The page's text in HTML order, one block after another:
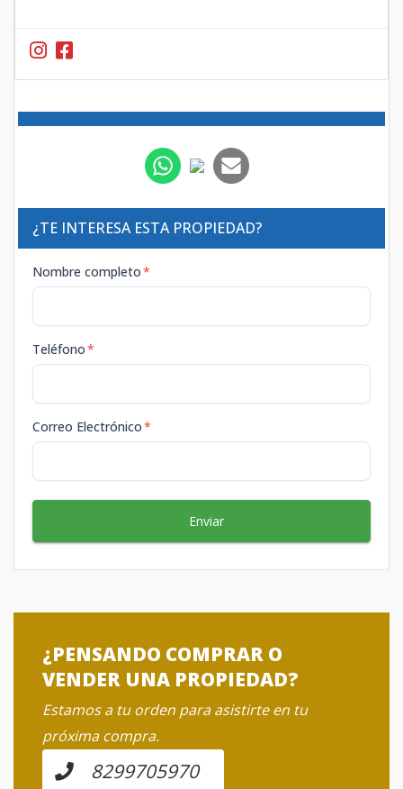
¿TE INTERESA ESTA PROPIEDAD?
Nombre completo*
Teléfono*
Correo Electrónico*
Enviar
¿PENSANDO COMPRAR O
VENDER UNA PROPIEDAD?
Estamos a tu orden para asistirte en tu
próxima compra.
8299705970